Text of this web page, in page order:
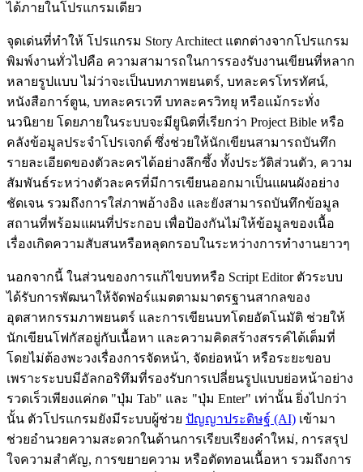
ได้ภายในโปรแกรมเดียว
จุดเด่นที่ทำให้ โปรแกรม Story Architect แตกต่างจากโปรแกรม
พิมพ์งานทั่วไปคือ ความสามารถในการรองรับงานเขียนที่หลาก
หลายรูปแบบ ไม่ว่าจะเป็นบทภาพยนตร์, บทละครโทรทัศน์,
หนังสือการ์ตูน, บทละครเวที บทละครวิทยุ หรือแม้กระทั่ง
นวนิยาย โดยภายในระบบจะมียูนิตที่เรียกว่า Project Bible หรือ
คลังข้อมูลประจำโปรเจกต์ ซึ่งช่วยให้นักเขียนสามารถบันทึก
รายละเอียดของตัวละครได้อย่างลึกซึ้ง ทั้งประวัติส่วนตัว, ความ
สัมพันธ์ระหว่างตัวละครที่มีการเขียนออกมาเป็นแผนผังอย่าง
ชัดเจน รวมถึงการใส่ภาพอ้างอิง และยังสามารถบันทึกข้อมูล
สถานที่พร้อมแผนที่ประกอบ เพื่อป้องกันไม่ให้ข้อมูลของเนื้อ
เรื่องเกิดความสับสนหรือหลุดกรอบในระหว่างการทำงานยาวๆ
นอกจากนี้ ในส่วนของการแก้ไขบทหรือ Script Editor ตัวระบบ
ได้รับการพัฒนาให้จัดฟอร์แมตตามมาตรฐานสากลของ
อุตสาหกรรมภาพยนตร์ และการเขียนบทโดยอัตโนมัติ ช่วยให้
นักเขียนโฟกัสอยู่กับเนื้อหา และความคิดสร้างสรรค์ได้เต็มที่
โดยไม่ต้องพะวงเรื่องการจัดหน้า, จัดย่อหน้า หรือระยะขอบ
เพราะระบบมีอัลกอริทึมที่รองรับการเปลี่ยนรูปแบบย่อหน้าอย่าง
รวดเร็วเพียงแค่กด "ปุ่ม Tab" และ "ปุ่ม Enter" เท่านั้น ยิ่งไปกว่า
นั้น ตัวโปรแกรมยังมีระบบผู้ช่วย ปัญญาประดิษฐ์ (AI) เข้ามา
ช่วยอำนวยความสะดวกในด้านการเรียบเรียงคำใหม่, การสรุป
ใจความสำคัญ, การขยายความ หรือตัดทอนเนื้อหา รวมถึงการ